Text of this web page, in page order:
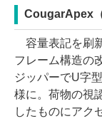
CougarApex
容量表記を刷
フレーム構造の
ジッパーでU字
様に。荷物の視
したものにアク